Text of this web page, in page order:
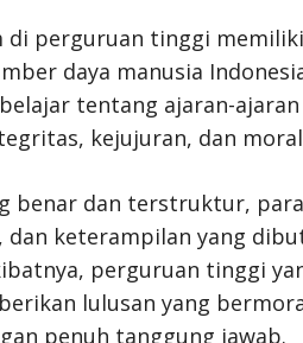
di perguruan tinggi
daya manusia
tentang ajaran-
kejujuran, dan
benar dan terstruktur,
dan keterampilan yang
perguruan tinggi
lulusan yang
penuh tanggung jawab.